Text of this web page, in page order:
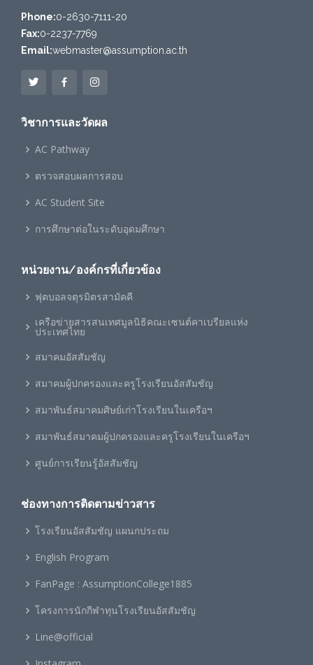
Phone:0-2630-7111-20
Fax:0-2237-7769
Email:webmaster@assumption.ac.th
วิชาการและวัดผล
AC Pathway
ตรวจสอบผลการสอบ
AC Student Site
การศึกษาต่อในระดับอุดมศึกษา
หน่วยงาน/องค์กรที่เกี่ยวข้อง
ฟุตบอลจตุรมิตรสามัคคี
เครือข่ายสารสนเทศมูลนิธิคณะเซนต์คาเบรียลแห่ง
ประเทศไทย
สมาคมอัสสัมชัญ
สมาคมผู้ปกครองและครูโรงเรียนอัสสัมชัญ
สมาพันธ์สมาคมศิษย์เก่าโรงเรียนในเครือฯ
สมาพันธ์สมาคมผู้ปกครองและครูโรงเรียนในเครือฯ
ศูนย์การเรียนรู้อัสสัมชัญ
ช่องทางการติดตามข่าวสาร
โรงเรียนอัสสัมชัญ แผนกประถม
English Program
FanPage : AssumptionCollege1885
โครงการนักกีฬาทุนโรงเรียนอัสสัมชัญ
Line@official